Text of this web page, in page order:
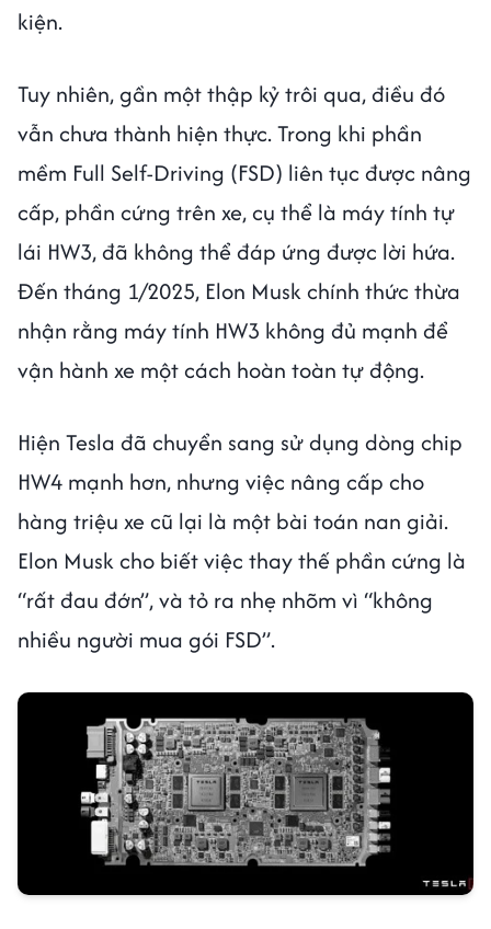
kiện.
Tuy nhiên, gần một thập kỷ trôi qua, điều đó
vẫn chưa thành hiện thực. Trong khi phần
mềm Full Self-Driving (FSD) liên tục được nâng
cấp, phần cứng trên xe, cụ thể là máy tính tự
lái HW3, đã không thể đáp ứng được lời hứa.
Đến tháng 1/2025, Elon Musk chính thức thừa
nhận rằng máy tính HW3 không đủ mạnh để
vận hành xe một cách hoàn toàn tự động.
Hiện Tesla đã chuyển sang sử dụng dòng chip
HW4 mạnh hơn, nhưng việc nâng cấp cho
hàng triệu xe cũ lại là một bài toán nan giải.
Elon Musk cho biết việc thay thế phần cứng là
“rất đau đớn”, và tỏ ra nhẹ nhõm vì “không
nhiều người mua gói FSD”.